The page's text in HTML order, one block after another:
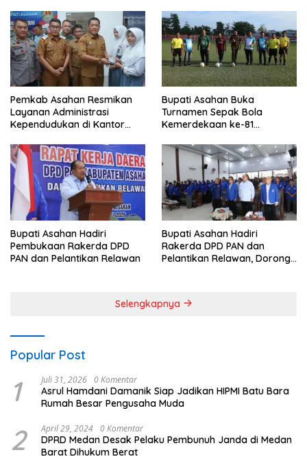
Pemkab Asahan Resmikan
Layanan Administrasi
Kependudukan di Kantor
Bupati Asahan Buka
Turnamen Sepak Bola
Kemerdekaan ke-81
0208/Asahan
Bupati Asahan Hadiri
Pembukaan Rakerda DPD
PAN dan Pelantikan Relawan
Bupati Asahan Hadiri
Rakerda DPD PAN dan
Pelantikan Relawan, Dorong
Selengkapnya
Popular Post
1 Juli 31, 2026 0 Komentar
Asrul Hamdani Damanik Siap Jadikan HIPMI Batu Bara
Rumah Besar Pengusaha Muda
2 April 29, 2024 0 Komentar
DPRD Medan Desak Pelaku Pembunuh Janda di Medan
Barat Dihukum Berat